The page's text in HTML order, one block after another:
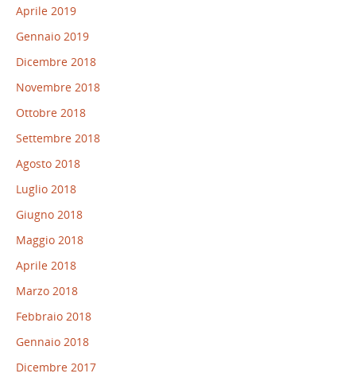
Aprile 2019
Gennaio 2019
Dicembre 2018
Novembre 2018
Ottobre 2018
Settembre 2018
Agosto 2018
Luglio 2018
Giugno 2018
Maggio 2018
Aprile 2018
Marzo 2018
Febbraio 2018
Gennaio 2018
Dicembre 2017